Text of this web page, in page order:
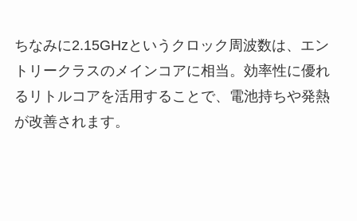
ちなみに2.15GHzというクロック周波数は、エン
トリークラスのメインコアに相当。効率性に優れ
るリトルコアを活用することで、電池持ちや発熱
が改善されます。